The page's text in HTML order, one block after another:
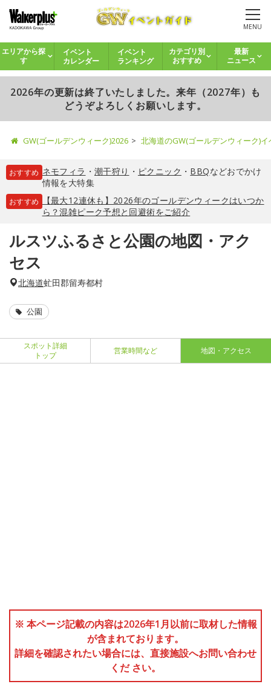
MENU
エリアから探
す
イベント
カレンダー
イベント
ランキング
カテゴリ別
おすすめ
最新
ニュース
2026年の更新は終了いたしました。来年（2027年）も
どうぞよろしくお願いします。
GW(ゴールデンウィーク)2026 北海道のGW(ゴールデンウィーク)
おすすめ ネモフィラ ・ 潮干狩り ・ ピクニック ・ BBQなどおでかけ
情報を大特集
おすすめ
【最大12連休も】2026年のゴールデンウィークはいつか
ら？混雑ピーク予想と回避術をご紹介
ルスツふるさと公園の地図・アク
セス
北海道虻田郡留寿都村
公園
スポット詳細
トップ
営業時間など 地図・アクセス
※ 本ページ記載の内容は2026年1月以前に取材した情報
が含まれております。
詳細を確認されたい場合には、直接施設へお問い合わせ
くだ さい。